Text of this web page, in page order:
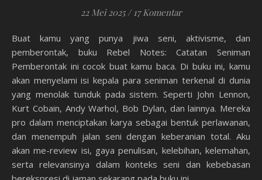
22 Mei 2025 / 17 Komentar
Buat kamu yang punya jiwa seni, aktivisme, dan
pemberontak, buku Rebel Notes: Catatan Seniman
Pemberontak ini cocok buat kamu baca. Di buku ini, kamu
akan menyelami isi kepala para seniman terkenal di dunia
yang menolak tunduk pada sistem. Seperti John Lennon,
Kurt Cobain, Andy Warhol, Bob Dylan, dan lainnya. Mereka
pro dalam menciptakan karya sebagai bentuk perlawanan,
dan menempuh jalan seni dengan keberanian total. Aku
akan me-review isi, gaya penulisan, kelebihan, kelemahan,
serta relevansinya dalam konteks seni dan kebebasan